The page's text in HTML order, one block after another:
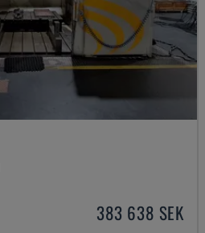
383 638 SEK